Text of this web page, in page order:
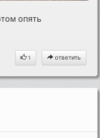
опять
1 ответить